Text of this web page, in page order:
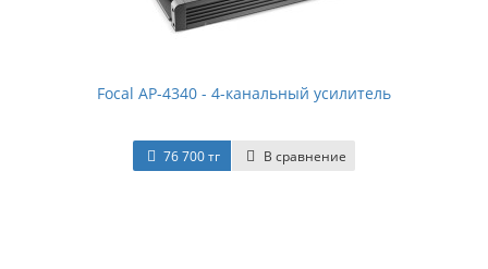
Focal AP-4340 - 4-канальный усилитель
76 700 тг В сравнение